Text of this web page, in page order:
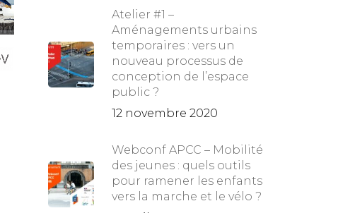
Atelier #1 –
Aménagements urbains
temporaires : vers un
nouveau processus de
conception de l’espace
public ?
12 novembre 2020
Webconf APCC – Mobilité
des jeunes : quels outils
pour ramener les enfants
vers la marche et le vélo ?